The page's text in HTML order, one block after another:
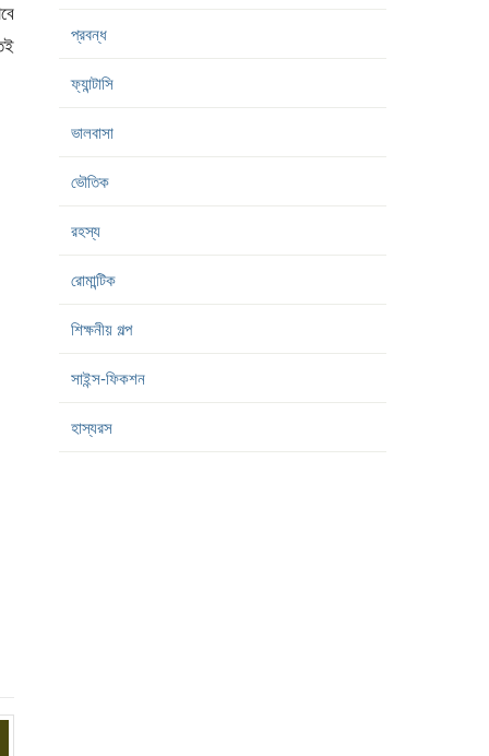
প্রবন্ধ
ফ্যান্টাসি
ভালবাসা
ভৌতিক
রহস্য
রোমান্টিক
শিক্ষনীয় গল্প
সাইন্স-ফিকশন
হাস্যরস